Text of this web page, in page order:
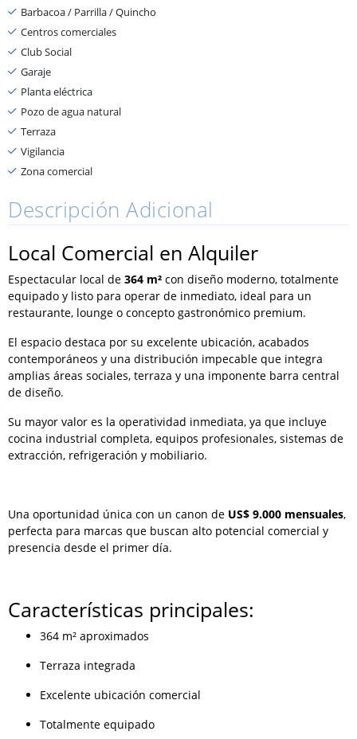
Barbacoa / Parrilla / Quincho
Centros comerciales
Club Social
Garaje
Planta eléctrica
Pozo de agua natural
Terraza
Vigilancia
Zona comercial
Descripción Adicional
Local Comercial en Alquiler
Espectacular local de 364 m² con diseño moderno, totalmente
equipado y listo para operar de inmediato, ideal para un
restaurante, lounge o concepto gastronómico premium.
El espacio destaca por su excelente ubicación, acabados
contemporáneos y una distribución impecable que integra
amplias áreas sociales, terraza y una imponente barra central
de diseño.
Su mayor valor es la operatividad inmediata, ya que incluye
cocina industrial completa, equipos profesionales, sistemas de
extracción, refrigeración y mobiliario.
Una oportunidad única con un canon de US$ 9.000 mensuales,
perfecta para marcas que buscan alto potencial comercial y
presencia desde el primer día.
Características principales:
364 m² aproximados
Terraza integrada
Excelente ubicación comercial
Totalmente equipado